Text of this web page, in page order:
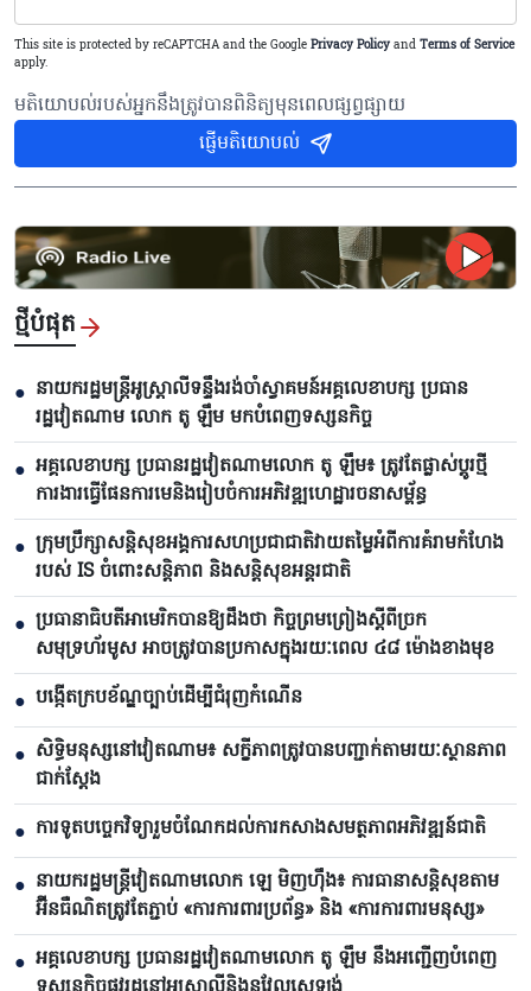
This site is protected by reCAPTCHA and the Google Privacy Policy and Terms of Service
apply.
មតិយោបល់របស់អ្នកនឹងត្រូវបានពិនិត្យមុនពេលផ្សព្វផ្សាយ
ផ្ញើមតិយោបល់
ថ្មីបំផុត
● នាយករដ្ឋមន្ត្រីអូស្ត្រាលីទន្ទឹងរង់ចាំស្វាគមន៍អគ្គលេខាបក្ស ប្រធាន
រដ្ឋវៀតណាម លោក តូ ឡឹម មកបំពេញទស្សនកិច្ច
● អគ្គលេខាបក្ស ប្រធានរដ្ឋវៀតណាមលោក តូ ឡឹម៖ ត្រូវតែផ្លាស់ប្ដូរថ្មី
ការងារធ្វើផែនការមេនិងរៀបចំការអភិវឌ្ឍហេដ្ឋារចនាសម្ព័ន្ធ
● ក្រុមប្រឹក្សាសន្តិសុខអង្គការសហប្រជាជាតិវាយតម្លៃអំពីការគំរាមកំហែង
របស់ IS ចំពោះសន្តិភាព និងសន្តិសុខអន្តរជាតិ
● ប្រធានាធិបតីអាមេរិកបាន​ឱ្យដឹងថា កិច្ចព្រមព្រៀងស្តីពីច្រក
សមុទ្រហ័រមូស អាចត្រូវបានប្រកាសក្នុងរយៈពេល ៤៨ ម៉ោងខាងមុខ
● បង្កើតក្របខ័ណ្ឌច្បាប់ដើម្បីជំរុញកំណើន
● សិទ្ធិមនុស្សនៅវៀតណាម៖ សក្ខីភាពត្រូវបានបញ្ជាក់តាមរយៈស្ថានភាព
ជាក់ស្តែង
● ការទូតបច្ចេកវិទ្យារួមចំណែកដល់ការកសាងសមត្ថភាពអភិវឌ្ឍន៍ជាតិ
● នាយករដ្ឋមន្ត្រីវៀតណាមលោក ឡេ មិញហ៊ឹង៖ ការធានាសន្តិសុខតាម
អ៊ីនធឺណិតត្រូវតែភ្ជាប់ «ការការពារប្រព័ន្ធ» និង «ការការពារមនុស្ស»
● អគ្គលេខាបក្ស ប្រធានរដ្ឋវៀតណាមលោក តូ ឡឹម នឹងអញ្ជើញបំពេញ